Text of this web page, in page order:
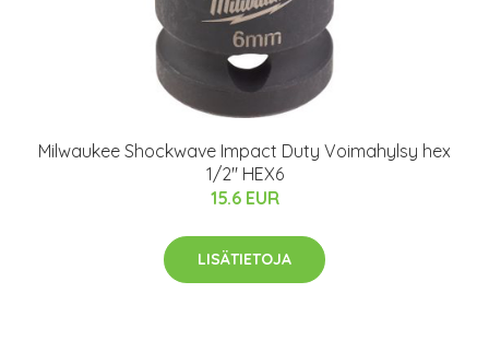
Milwaukee Shockwave Impact Duty Voimahylsy hex
1/2" HEX6
15.6 EUR
LISÄTIETOJA